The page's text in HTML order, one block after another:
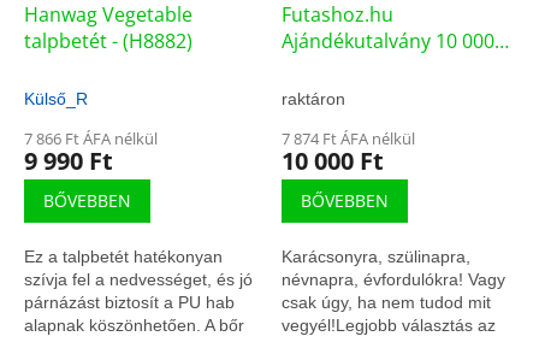
Hanwag Vegetable
talpbetét - (H8882)
Külső_R
7 866 Ft ÁFA nélkül
9 990 Ft
BŐVEBBEN
Ez a talpbetét hatékonyan
szívja fel a nedvességet, és jó
párnázást biztosít a PU hab
alapnak köszönhetően. A bőr
Futashoz.hu
Ajándékutalvány 10 000
futócipő (75659/ISM)
raktáron
7 874 Ft ÁFA nélkül
10 000 Ft
BŐVEBBEN
Karácsonyra, szülinapra,
névnapra, évfordulókra! Vagy
csak úgy, ha nem tudod mit
vegyél!Legjobb választás az